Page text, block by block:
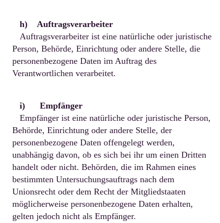
h) Auftragsverarbeiter
Auftragsverarbeiter ist eine natürliche oder juristische
Person, Behörde, Einrichtung oder andere Stelle, die
personenbezogene Daten im Auftrag des
Verantwortlichen verarbeitet.
i) Empfänger
Empfänger ist eine natürliche oder juristische Person,
Behörde, Einrichtung oder andere Stelle, der
personenbezogene Daten offengelegt werden,
unabhängig davon, ob es sich bei ihr um einen Dritten
handelt oder nicht. Behörden, die im Rahmen eines
bestimmten Untersuchungsauftrags nach dem
Unionsrecht oder dem Recht der Mitgliedstaaten
möglicherweise personenbezogene Daten erhalten,
gelten jedoch nicht als Empfänger.